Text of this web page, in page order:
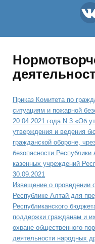
Приказ Комитета по
ситуациям и пожарной
20.04.2021 года N 3 «Об
утверждения и ведения
гражданской обороне,
безопасности
казенных учреждений
30.09.2021
Извещение о проведении
Республике Алтай для
Республиканского
поддержки гражданам и
охране общественного
деятельности народных